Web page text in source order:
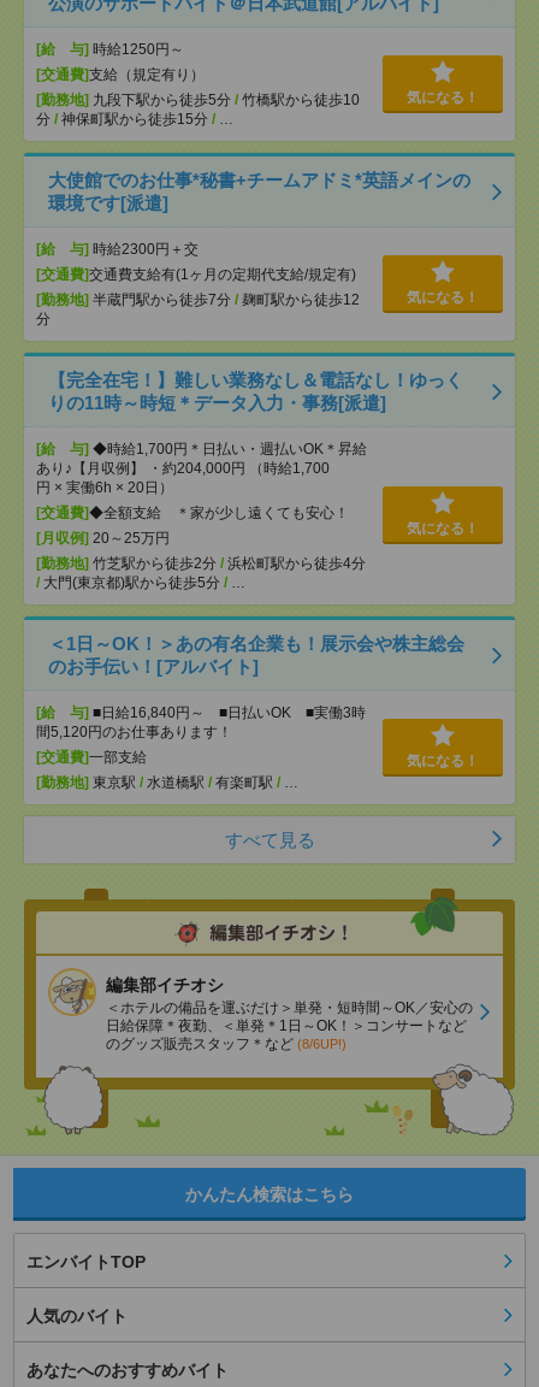
[給 与] 時給1250円～
[交通費]支給（規定有り）
[勤務地] 九段下駅から徒歩5分 / 竹橋駅から徒歩10
分 / 神保町駅から徒歩15分 / …
気になる！
大使館でのお仕事*秘書+チームアドミ*英語メインの
環境です[派遣]
[給 与] 時給2300円＋交
[交通費]交通費支給有(1ヶ月の定期代支給/規定有)
[勤務地] 半蔵門駅から徒歩7分 / 麹町駅から徒歩12
分
気になる！
【完全在宅！】難しい業務なし＆電話なし！ゆっく
りの11時～時短＊データ入力・事務[派遣]
[給 与] ◆時給1,700円＊日払い・週払いOK＊昇給
あり♪【月収例】 ・約204,000円 （時給1,700
円 × 実働6h × 20日）
[交通費]◆全額支給 ＊家が少し遠くても安心！
[月収例] 20～25万円
[勤務地] 竹芝駅から徒歩2分 / 浜松町駅から徒歩4分
/ 大門(東京都)駅から徒歩5分 / …
気になる！
＜1日～OK！＞あの有名企業も！展示会や株主総会
のお手伝い！[アルバイト]
[給 与] ■日給16,840円～ ■日払いOK ■実働3時
間5,120円のお仕事あります！
[交通費]一部支給
[勤務地] 東京駅 / 水道橋駅 / 有楽町駅 / …
気になる！
すべて見る
編集部イチオシ
＜ホテルの備品を運ぶだけ＞単発・短時間～OK／安心の
日給保障＊夜勤、＜単発＊1日～OK！＞コンサートなど
のグッズ販売スタッフ＊など (8/6UP!)
かんたん検索はこちら
エンバイトTOP
人気のバイト
あなたへのおすすめバイト